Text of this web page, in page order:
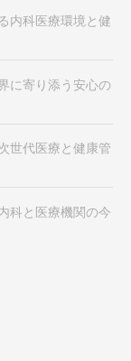
内科医療環境と健
に寄り添う安心の
世代医療と健康管
科と医療機関の今